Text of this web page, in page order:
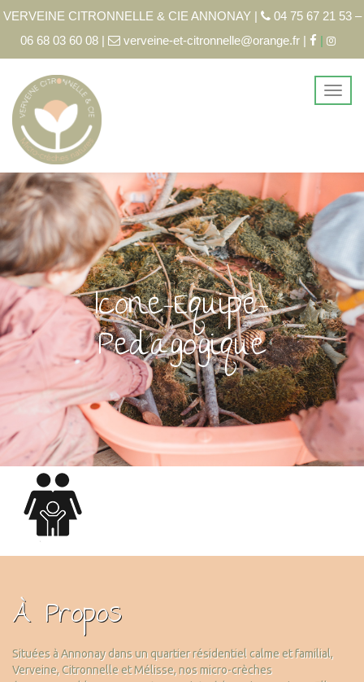
VERVEINE CITRONNELLE & CIE ANNONAY |
04 75 67 21 53 –
06 68 03 60 08 |
verveine-et-citronnelle@orange.fr | |
Icone-Equipe-
Pedagogique
À Propos
Situées à Annonay dans un quartier résidentiel calme et familial,
Verveine, Citronnelle et Mélisse, nos micro-crèches